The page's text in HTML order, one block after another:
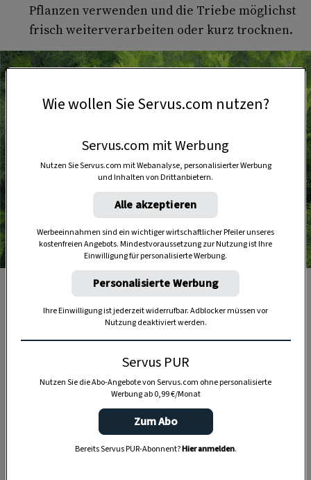
Pflanzen verwenden und die Triebe möglichst
frisch weiterverarbeiten oder kurz trocknen.
Colakraut (Eberaute) wächst üppig im Garten und eignet
sich wunderbar für einen geschmackvollen Sirup.
1 Portion
10 Minuten
Wie wollen Sie Servus.com nutzen?
Servus.com mit Werbung
Nutzen Sie Servus.com mit Webanalyse, personalisierter Werbung
und Inhalten von Drittanbietern.
Alle akzeptieren
Werbeeinnahmen sind ein wichtiger wirtschaftlicher Pfeiler unseres
kostenfreien Angebots. Mindestvoraussetzung zur Nutzung ist Ihre
Einwilligung für personalisierte Werbung.
Personalisierte Werbung
Ihre Einwilligung ist jederzeit widerrufbar. Adblocker müssen vor
Nutzung deaktiviert werden.
Servus PUR
Nutzen Sie die Abo-Angebote von Servus.com ohne personalisierte
Werbung ab 0,99 €/Monat
Zum Abo
Bereits Servus PUR-Abonnent?Hier anmelden.